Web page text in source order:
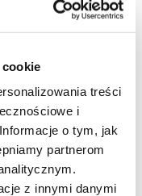
treści
i
o tym, jak
partnerom
z innymi danymi